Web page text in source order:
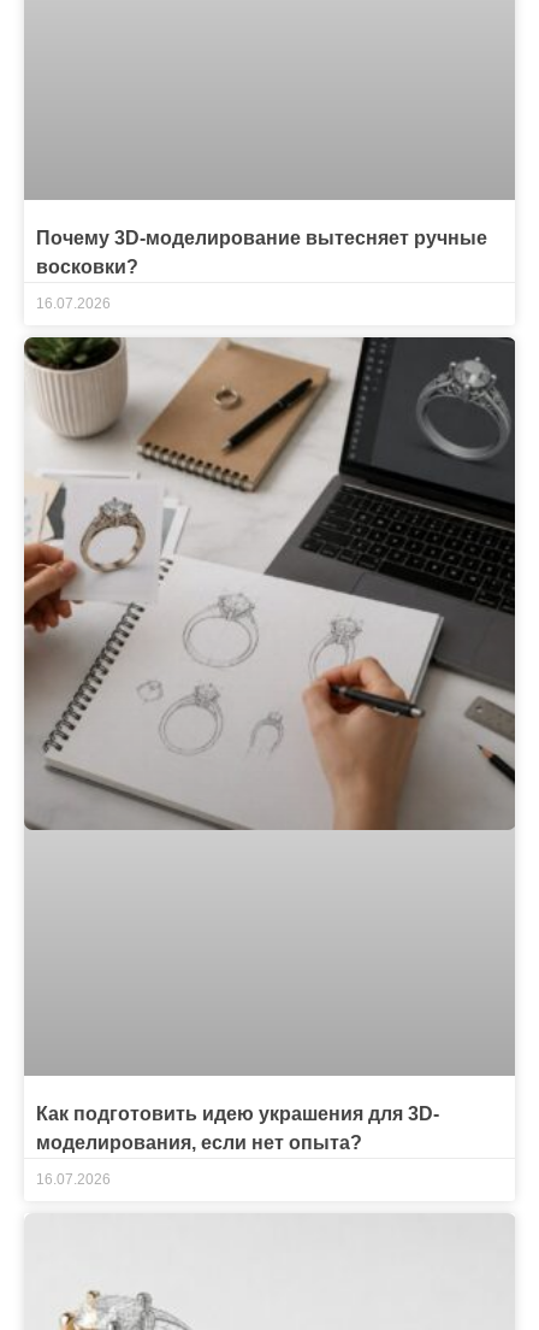
Почему 3D-моделирование вытесняет ручные
восковки?
16.07.2026
Как подготовить идею украшения для 3D-
моделирования, если нет опыта?
16.07.2026